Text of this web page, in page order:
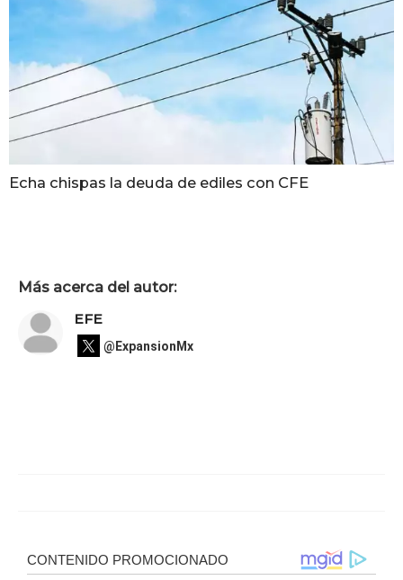
Echa chispas la deuda de ediles con CFE
Más acerca del autor:
EFE
@ExpansionMx